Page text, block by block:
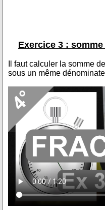
Exercice 3 :
Il faut calculer la somme
sous un même